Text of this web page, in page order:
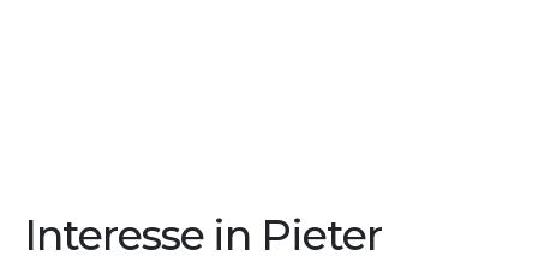
Interesse in Pieter